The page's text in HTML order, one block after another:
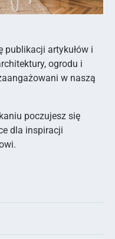
publikacji artykułów i
ogrodu i
w naszą
poczujesz się
dla inspiracji